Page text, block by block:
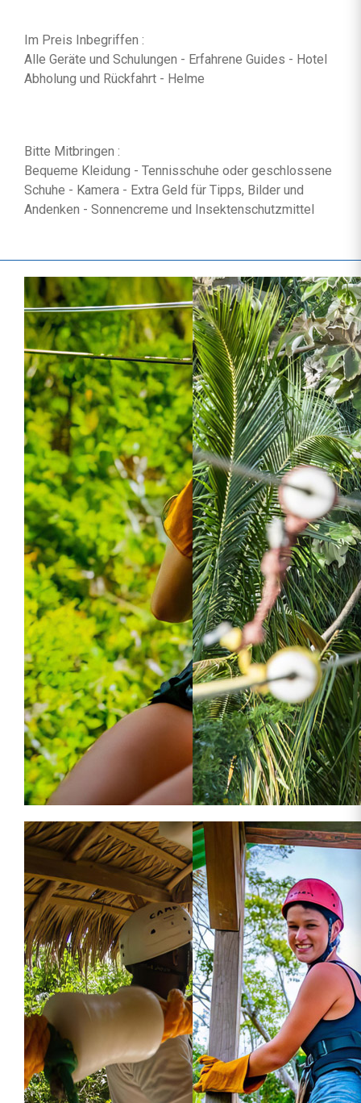
Im Preis Inbegriffen :
Alle Geräte und Schulungen - Erfahrene Guides - Hotel
Abholung und Rückfahrt - Helme
Bitte Mitbringen :
Bequeme Kleidung - Tennisschuhe oder geschlossene
Schuhe - Kamera - Extra Geld für Tipps, Bilder und
Andenken - Sonnencreme und Insektenschutzmittel